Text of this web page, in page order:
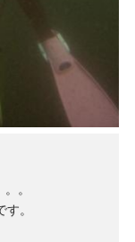
。
。